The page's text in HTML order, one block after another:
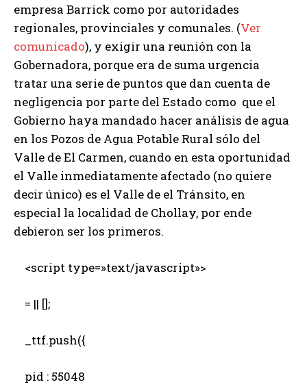
empresa Barrick como por autoridades
regionales, provinciales y comunales. (Ver
comunicado), y exigir una reunión con la
Gobernadora, porque era de suma urgencia
tratar una serie de puntos que dan cuenta de
negligencia por parte del Estado como que el
Gobierno haya mandado hacer análisis de agua
en los Pozos de Agua Potable Rural sólo del
Valle de El Carmen, cuando en esta oportunidad
el Valle inmediatamente afectado (no quiere
decir único) es el Valle de el Tránsito, en
especial la localidad de Chollay, por ende
debieron ser los primeros.
<script type=»text/javascript»>
= || [];
_ttf.push({
pid : 55048